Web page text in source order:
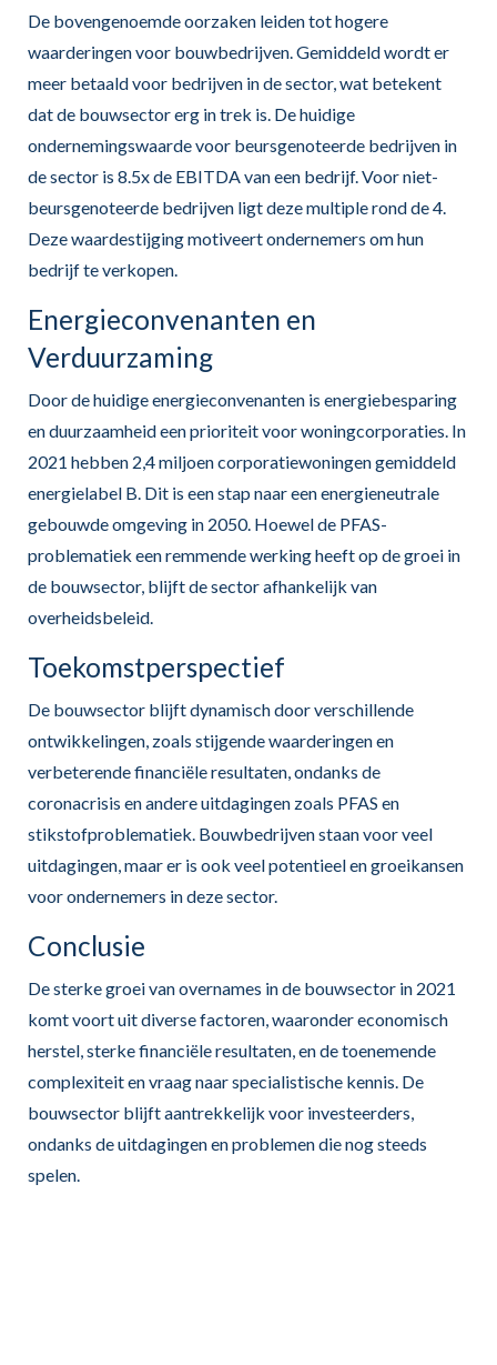
De bovengenoemde oorzaken leiden tot hogere
waarderingen voor bouwbedrijven. Gemiddeld wordt er
meer betaald voor bedrijven in de sector, wat betekent
dat de bouwsector erg in trek is. De huidige
ondernemingswaarde voor beursgenoteerde bedrijven in
de sector is 8.5x de EBITDA van een bedrijf. Voor niet-
beursgenoteerde bedrijven ligt deze multiple rond de 4.
Deze waardestijging motiveert ondernemers om hun
bedrijf te verkopen.
Energieconvenanten en
Verduurzaming
Door de huidige energieconvenanten is energiebesparing
en duurzaamheid een prioriteit voor woningcorporaties. In
2021 hebben 2,4 miljoen corporatiewoningen gemiddeld
energielabel B. Dit is een stap naar een energieneutrale
gebouwde omgeving in 2050. Hoewel de PFAS-
problematiek een remmende werking heeft op de groei in
de bouwsector, blijft de sector afhankelijk van
overheidsbeleid.
Toekomstperspectief
De bouwsector blijft dynamisch door verschillende
ontwikkelingen, zoals stijgende waarderingen en
verbeterende financiële resultaten, ondanks de
coronacrisis en andere uitdagingen zoals PFAS en
stikstofproblematiek. Bouwbedrijven staan voor veel
uitdagingen, maar er is ook veel potentieel en groeikansen
voor ondernemers in deze sector.
Conclusie
De sterke groei van overnames in de bouwsector in 2021
komt voort uit diverse factoren, waaronder economisch
herstel, sterke financiële resultaten, en de toenemende
complexiteit en vraag naar specialistische kennis. De
bouwsector blijft aantrekkelijk voor investeerders,
ondanks de uitdagingen en problemen die nog steeds
spelen.